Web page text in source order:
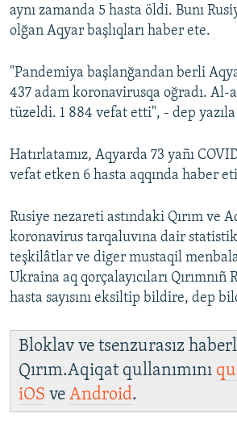
RFE/RS bütün saytları
aynı zamanda 5 hasta öldi. Bunı
olğan Aqyar başlıqları haber ete.
"Pandemiya başlanğandan berli
437 adam koronavirusqa oğradı. Al-
tüzeldi. 1 884 vefat etti", - dep
Hatırlatamız, Aqyarda 73 yañı
vefat etken 6 hasta aqqında haber
Rusiye nezareti astındaki Qırım ve
koronavirus tarqaluvına dair
teşkilâtlar ve diger mustaqil
Ukraina aq qorçalayıcıları
hasta sayısını eksiltip bildire, dep
Bloklav ve tsenzurasız
Qırım.Aqiqat qullanımını
iOS ve Android.